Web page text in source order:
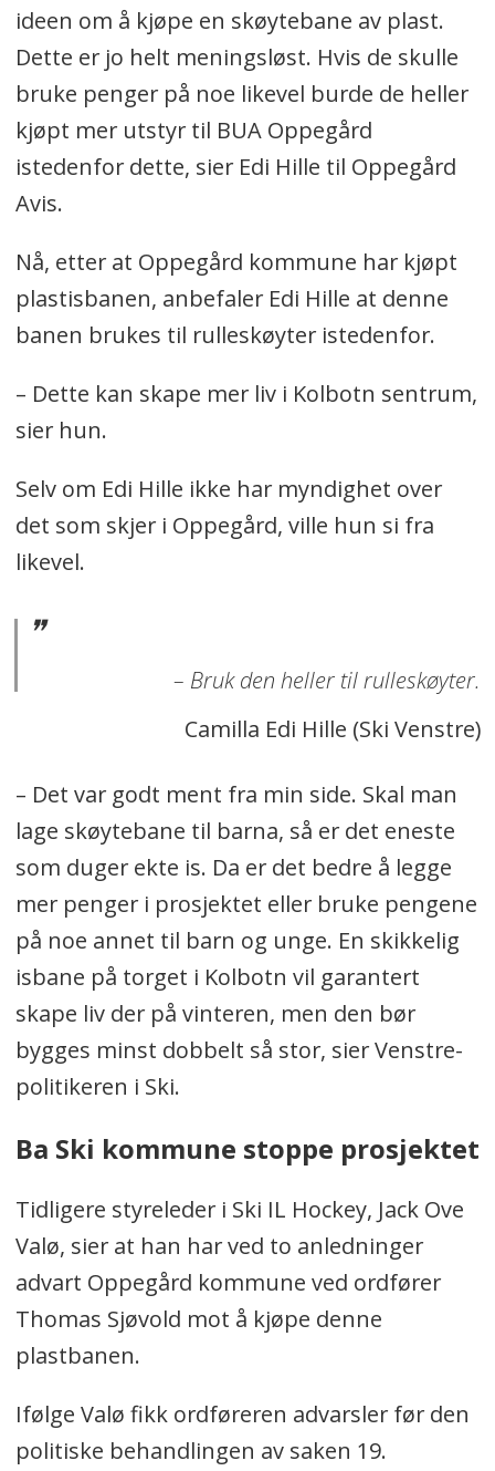
ideen om å kjøpe en skøytebane av plast.
Dette er jo helt meningsløst. Hvis de skulle
bruke penger på noe likevel burde de heller
kjøpt mer utstyr til BUA Oppegård
istedenfor dette, sier Edi Hille til Oppegård
Avis.
Nå, etter at Oppegård kommune har kjøpt
plastisbanen, anbefaler Edi Hille at denne
banen brukes til rulleskøyter istedenfor.
– Dette kan skape mer liv i Kolbotn sentrum,
sier hun.
Selv om Edi Hille ikke har myndighet over
det som skjer i Oppegård, ville hun si fra
likevel.
– Bruk den heller til rulleskøyter.
Camilla Edi Hille (Ski Venstre)
– Det var godt ment fra min side. Skal man
lage skøytebane til barna, så er det eneste
som duger ekte is. Da er det bedre å legge
mer penger i prosjektet eller bruke pengene
på noe annet til barn og unge. En skikkelig
isbane på torget i Kolbotn vil garantert
skape liv der på vinteren, men den bør
bygges minst dobbelt så stor, sier Venstre-
politikeren i Ski.
Ba Ski kommune stoppe prosjektet
Tidligere styreleder i Ski IL Hockey, Jack Ove
Valø, sier at han har ved to anledninger
advart Oppegård kommune ved ordfører
Thomas Sjøvold mot å kjøpe denne
plastbanen.
Ifølge Valø fikk ordføreren advarsler før den
politiske behandlingen av saken 19.